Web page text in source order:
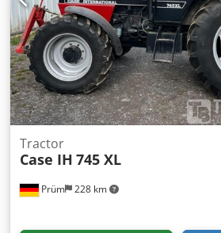
Prüm 228 km
Tractor
Case IH 745 XL